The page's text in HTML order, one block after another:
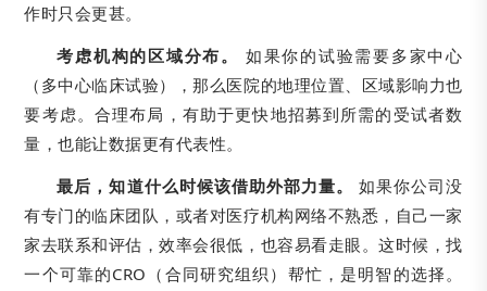
作时只会更甚。
考虑机构的区域分布。
如果你的试验需要多家中心
（多中心临床试验），那么医院的地理位置、区域影响力也
要考虑。合理布局，有助于更快地招募到所需的受试者数
量，也能让数据更有代表性。
最后，知道什么时候该借助外部力量。
如果你公司没
有专门的临床团队，或者对医疗机构网络不熟悉，自己一家
家去联系和评估，效率会很低，也容易看走眼。这时候，找
一个可靠的CRO（合同研究组织）帮忙，是明智的选择。